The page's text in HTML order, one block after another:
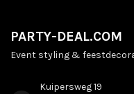
PARTY-DEAL.COM
Event styling &
Kuipersweg 19